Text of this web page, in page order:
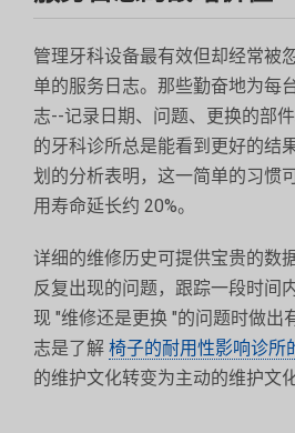
管理牙科设备最有效但却经常被
单的服务日志。那些勤奋地为每
志--记录日期、问题、更换的部
的牙科诊所总是能看到更好的结
划的分析表明，这一简单的习惯
用寿命延长约 20%。
详细的维修历史可提供宝贵的数
反复出现的问题，跟踪一段时间
现 "维修还是更换 "的问题时做出
志是了解 椅子的耐用性影响诊所
的维护文化转变为主动的维护文化